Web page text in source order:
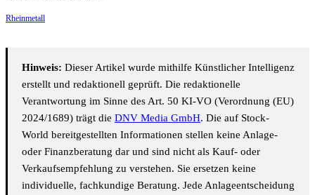
Rheinmetall
Hinweis: Dieser Artikel wurde mithilfe Künstlicher Intelligenz
erstellt und redaktionell geprüft. Die redaktionelle
Verantwortung im Sinne des Art. 50 KI-VO (Verordnung (EU)
2024/1689) trägt die DNV Media GmbH. Die auf Stock-
World bereitgestellten Informationen stellen keine Anlage-
oder Finanzberatung dar und sind nicht als Kauf- oder
Verkaufsempfehlung zu verstehen. Sie ersetzen keine
individuelle, fachkundige Beratung. Jede Anlageentscheidung